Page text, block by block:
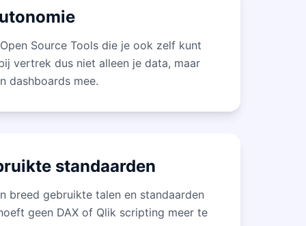
Source Tools die je ook zelf kunt
vertrek dus niet alleen je data, maar
dashboards mee.
standaarden
breed gebruikte talen en standaarden
geen DAX of Qlik scripting meer te